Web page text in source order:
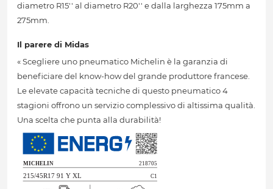
diametro R15'' al diametro R20'' e dalla larghezza 175mm a
275mm.
Il parere di Midas
« Scegliere uno pneumatico Michelin è la garanzia di
beneficiare del know-how del grande produttore francese.
Le elevate capacità tecniche di questo pneumatico 4
stagioni offrono un servizio complessivo di altissima qualità.
Una scelta che punta alla durabilità!